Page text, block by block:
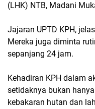
(LHK) NTB, Madani
Jajaran UPTD KPH,
Mereka juga diminta
sepanjang 24 jam.
Kehadiran KPH dalam
setidaknya bukan
kebakaran hutan dan